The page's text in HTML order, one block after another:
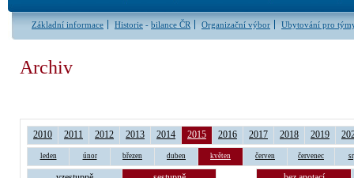
Základní informace Historie - bilance ČR Organizační výbor Ubytování pro
Archiv
2010 2011 2012 2013 2014 2015 2016 2017 2018 2019
leden únor březen duben květen červen červenec